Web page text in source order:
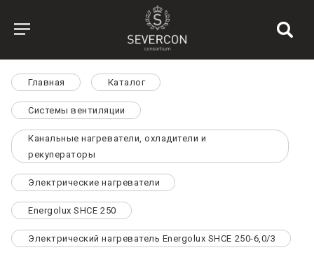
Главная Каталог
Системы вентиляции
Канальные нагреватели, охладители и
рекуператоры
Электрические нагреватели
Energolux SHCE 250
Электрический нагреватель Energolux SHCE 250-6,0/3